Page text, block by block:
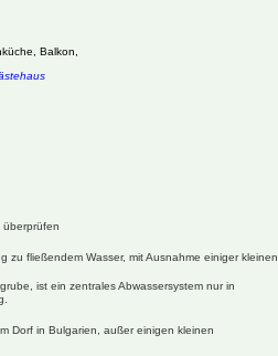
Balkon,
zu fließendem Wasser, mit Ausnahme einiger kleinen
ist ein zentrales Abwassersystem nur in
Dorf in Bulgarien, außer einigen kleinen